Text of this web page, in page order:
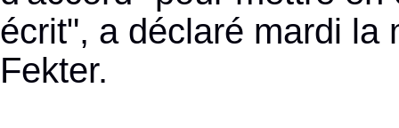
écrit", a déclaré mardi la
Fekter.